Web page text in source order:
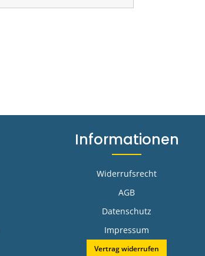
Informationen
Widerrufsrecht
AGB
Datenschutz
Impressum
Vertrag widerrufen